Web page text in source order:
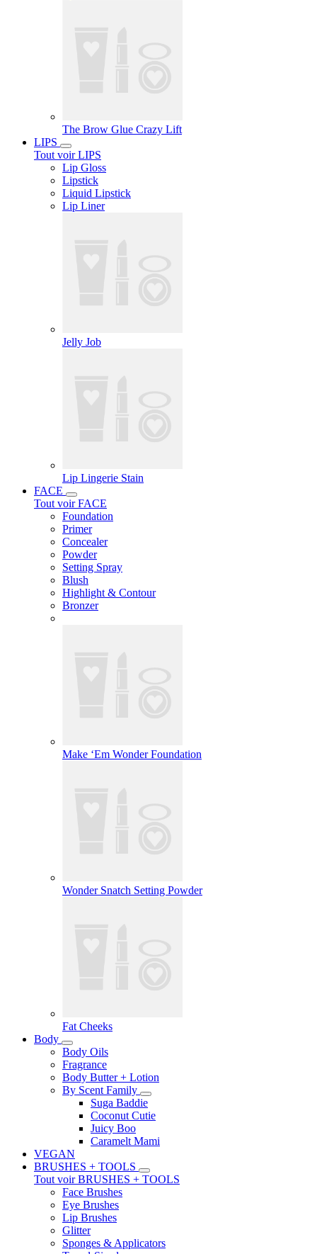
The Brow Glue Crazy Lift
LIPS
Tout voir LIPS
Lip Gloss
Lipstick
Liquid Lipstick
Lip Liner
Jelly Job
Lip Lingerie Stain
FACE
Tout voir FACE
Foundation
Primer
Concealer
Powder
Setting Spray
Blush
Highlight & Contour
Bronzer
Make ‘Em Wonder Foundation
Wonder Snatch Setting Powder
Fat Cheeks
Body
Body Oils
Fragrance
Body Butter + Lotion
By Scent Family
Suga Baddie
Coconut Cutie
Juicy Boo
Caramelt Mami
VEGAN
BRUSHES + TOOLS
Tout voir BRUSHES + TOOLS
Face Brushes
Eye Brushes
Lip Brushes
Glitter
Sponges & Applicators